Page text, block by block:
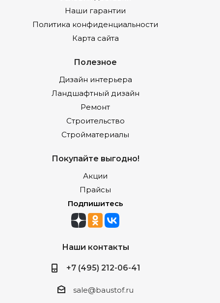
Наши гарантии
Политика конфиденциальности
Карта сайта
Полезное
Дизайн интерьера
Ландшафтный дизайн
Ремонт
Строительство
Стройматериалы
Покупайте выгодно!
Акции
Прайсы
Подпишитесь
Наши контакты
+7 (495) 212-06-41
sale@baustof.ru